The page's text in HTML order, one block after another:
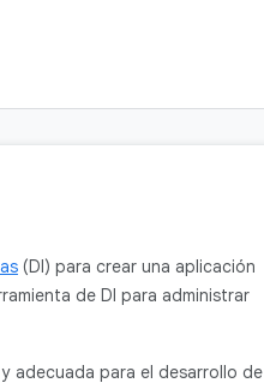
(DI) para crear una aplicación
de DI para administrar
adecuada para el desarrollo de